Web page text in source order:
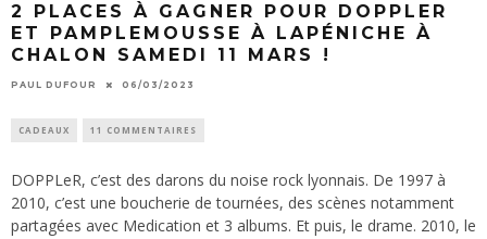
2 PLACES À GAGNER POUR DOPPLER
ET PAMPLEMOUSSE À LAPÉNICHE À
CHALON SAMEDI 11 MARS !
PAUL DUFOUR 06/03/2023
CADEAUX 11 COMMENTAIRES
DOPPLeR, c’est des darons du noise rock lyonnais. De 1997 à
2010, c’est une boucherie de tournées, des scènes notamment
partagées avec Medication et 3 albums. Et puis, le drame. 2010, le